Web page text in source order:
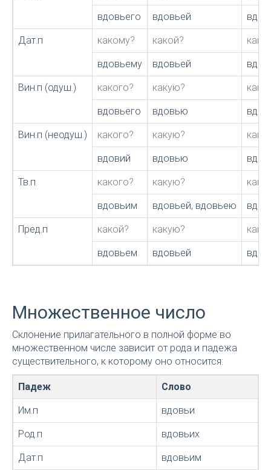
вдовьего вдовьей
Дат.п какому? какой?
вдовьему вдовьей
Вин.п (одуш.) какого? какую?
вдовьего вдовью
Вин.п (неодуш.) какого? какую?
вдовий вдовью
Тв.п какого? какую?
вдовьим вдовьей, вдовьею
Пред.п какой? какую?
вдовьем вдовьей
Множественное число
Склонение прилагательного в полной форме во
множественном числе зависит от рода и падежа
существительного, к которому оно относится:
Падеж Слово
Им.п вдовьи
Род.п вдовьих
Дат.п вдовьим